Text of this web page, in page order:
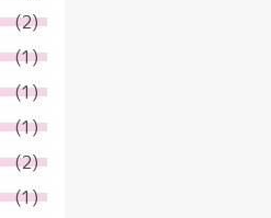
(2)
(1)
(1)
(1)
(2)
(1)